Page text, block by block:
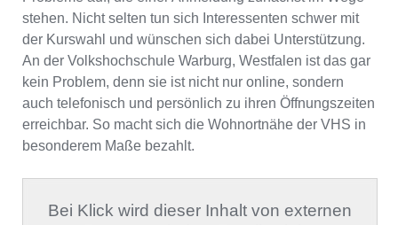
stehen. Nicht selten tun sich Interessenten schwer mit
der Kurswahl und wünschen sich dabei Unterstützung.
An der Volkshochschule Warburg, Westfalen ist das gar
kein Problem, denn sie ist nicht nur online, sondern
auch telefonisch und persönlich zu ihren Öffnungszeiten
erreichbar. So macht sich die Wohnortnähe der VHS in
besonderem Maße bezahlt.
Bei Klick wird dieser Inhalt von externen